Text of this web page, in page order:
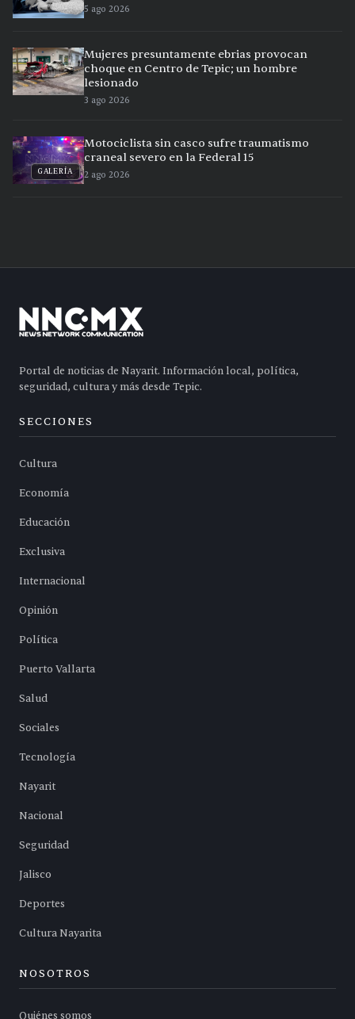
5 ago 2026
Mujeres presuntamente ebrias provocan
choque en Centro de Tepic; un hombre
lesionado
3 ago 2026
GALERÍA
Motociclista sin casco sufre traumatismo
craneal severo en la Federal 15
2 ago 2026
Portal de noticias de Nayarit. Información local, política,
seguridad, cultura y más desde Tepic.
SECCIONES
Cultura
Economía
Educación
Exclusiva
Internacional
Opinión
Política
Puerto Vallarta
Salud
Sociales
Tecnología
Nayarit
Nacional
Seguridad
Jalisco
Deportes
Cultura Nayarita
NOSOTROS
Quiénes somos